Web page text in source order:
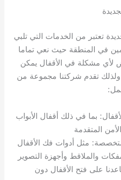
تعتبر من الخدمات التي تلبي
في المنطقة حيث نعي تماما
لأي مشكلة في الأقفال يمكن
ولذلك تقدم شركتنا مجموعة من
بما في ذلك أقفال الأبواب
المتقدمة
مثل أدوات فك الأقفال
والملاقط وأجهزة التصوير
على فتح الأقفال دون